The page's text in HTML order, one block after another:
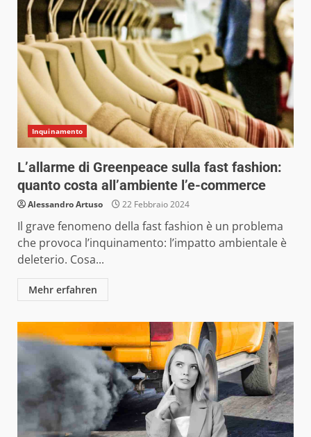
Inquinamento
L’allarme di Greenpeace sulla fast fashion:
quanto costa all’ambiente l’e-commerce
Alessandro Artuso 22 Febbraio 2024
Il grave fenomeno della fast fashion è un problema
che provoca l’inquinamento: l’impatto ambientale è
deleterio. Cosa...
Mehr erfahren